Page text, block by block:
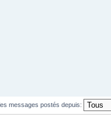
messages postés depuis: